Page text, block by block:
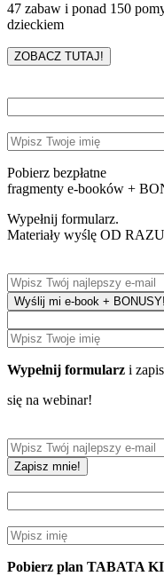
47 zabaw i ponad 150
dzieckiem
ZOBACZ TUTAJ!
Pobierz bezpłatne
fragmenty e-booków +
Wypełnij formularz.
Materiały wyślę OD
Wyślij mi e-book + BONUSY!
Wypełnij formularz i
się na webinar!
Zapisz mnie!
Pobierz plan TABATA